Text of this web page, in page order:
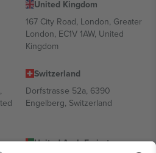
United Kingdom
167 City Road, London, Greater
London, EC1V 1AW, United
Kingdom
Switzerland
Dorfstrasse 52a, 6390
Engelberg, Switzerland
United Arab Emirates